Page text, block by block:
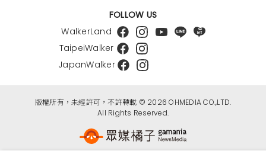
FOLLOW US
WalkerLand
TaipeiWalker
JapanWalker
版權所有，未經許可，不許轉載 © 2026 OHMEDIA CO.,LTD.
All Rights Reserved.